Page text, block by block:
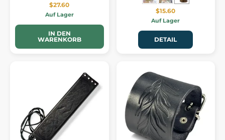
$27.60
Auf Lager
IN DEN
WARENKORB
$15.60
Auf Lager
DETAIL